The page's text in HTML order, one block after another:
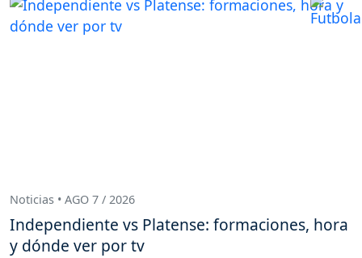
Noticias • AGO 7 / 2026
Independiente vs Platense: formaciones, hora
y dónde ver por tv